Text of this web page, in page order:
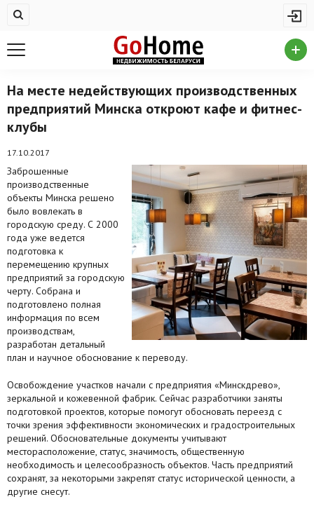
Купить квартиру
На сутки
Новостройки
Дома/коттеджи/участки
Комерческая недвижимость
Продажа коммерческой недвижимости
Аренда коммерческой недвижимости
Другие разделы
Новости
Агентства
Ремонт квартир
Грузовое такси
Способы оплаты
Реклама на сайте
На месте недействующих производственных
предприятий Минска откроют кафе и фитнес-
клубы
17.10.2017
Заброшенные
производственные
объекты Минска решено
было вовлекать в
городскую среду. С 2000
года уже ведется
подготовка к
перемещению крупных
предприятий за городскую
черту. Собрана и
подготовлено полная
информация по всем
производствам,
разработан детальный
план и научное обоснование к переводу.
Освобождение участков начали с предприятия «Минскдрево»,
зеркальной и кожевенной фабрик. Сейчас разработчики заняты
подготовкой проектов, которые помогут обосновать переезд с
точки зрения эффективности экономических и градостроительных
решений. Обосновательные документы учитывают
месторасположение, статус, значимость, общественную
необходимость и целесообразность объектов. Часть предприятий
сохранят, за некоторыми закрепят статус исторической ценности, а
другие снесут.